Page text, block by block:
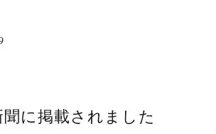
聞に掲載されました